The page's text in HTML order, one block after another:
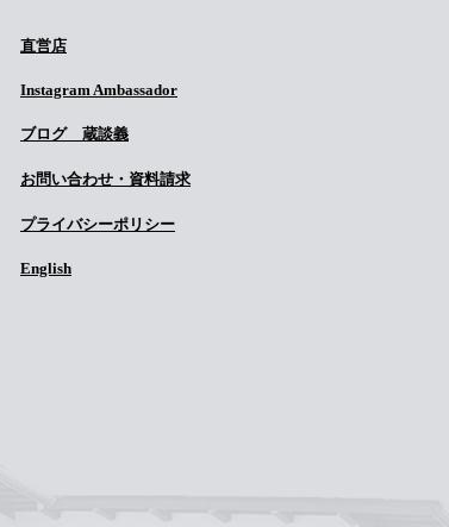
直営店
Instagram Ambassador
ブログ 蔵談義
お問い合わせ・資料請求
プライバシーポリシー
English